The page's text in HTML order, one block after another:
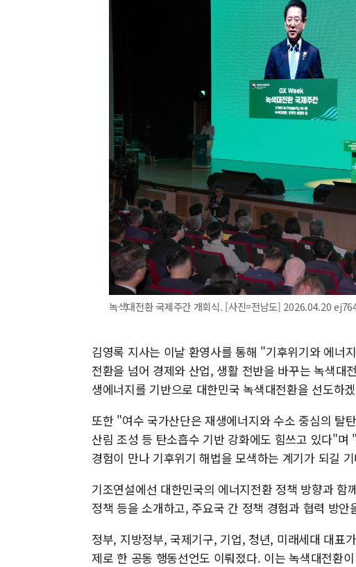
녹색대전환 국제주간 개회식. [사진=전남도] 2026.04.20
김영록 지사는 이날 환영사를 통해 "기후위기와 에너
전환을 넘어 경제와 산업, 생활 전반을 바꾸는 녹색
생에너지를 기반으로 대한민국 녹색대전환을 선도하
또한 "여수 국가산단은 재생에너지와 수소 중심의 탈
산림 조성 등 탄소흡수 기반 강화에도 힘쓰고 있다"
경험이 만나 기후위기 해법을 모색하는 계기가 되길
기조연설에선 대한민국의 에너지전환 정책 방향과
정책 등을 소개하고, 주요국 간 정책 경험과 협력 방안
정부, 지방정부, 국제기구, 기업, 청년, 미래세대 대표
제로 한 공동 행동선언도 이뤄졌다. 이는 녹색대전환